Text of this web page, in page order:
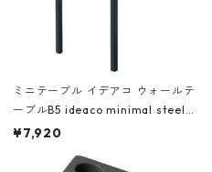
ミニテーブル イデアコ ウォールテ
ーブルB5 ideaco minimal steel f
urniture WALL Table B5 ネイビー
¥7,920